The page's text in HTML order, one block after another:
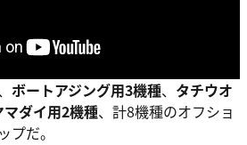
ボートアジング用3機種、 タチウオ
ダイ用2機種、 計8機種のオフショ
プだ。